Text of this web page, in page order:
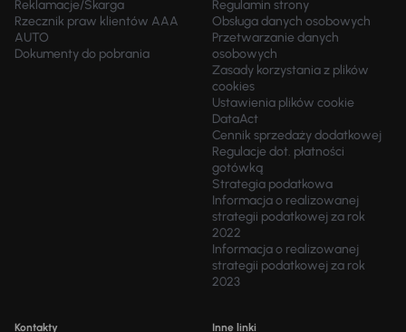
Reklamacje/Skarga
Rzecznik praw klientów AAA
AUTO
Dokumenty do pobrania
Regulamin strony
Obsługa danych osobowych
Przetwarzanie danych
osobowych
Zasady korzystania z plików
cookies
Ustawienia plików cookie
DataAct
Cennik sprzedaży dodatkowej
Regulacje dot. płatności
gotówką
Strategia podatkowa
Informacja o realizowanej
strategii podatkowej za rok
2022
Informacja o realizowanej
strategii podatkowej za rok
2023
Kontakty Inne linki